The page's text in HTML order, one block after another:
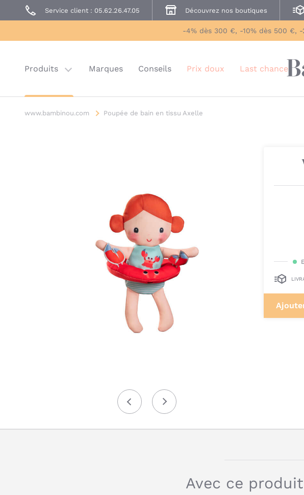
Service client : 05.62.26.47.05 Découvrez nos boutiques
-4% dès 300 €, -10% dès 500 €, -
Produits
Prêt à Porter
Last chance
Marques Conseils Prix doux Last chance
www.bambinou.com Poupée de bain en tissu Axelle
PrécédentSuivant
Avec ce